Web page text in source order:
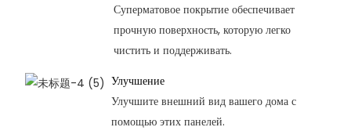
Суперматовое покрытие обеспечивает
прочную поверхность, которую легко
чистить и поддерживать.
Улучшение
Улучшите внешний вид вашего дома с
помощью этих панелей.